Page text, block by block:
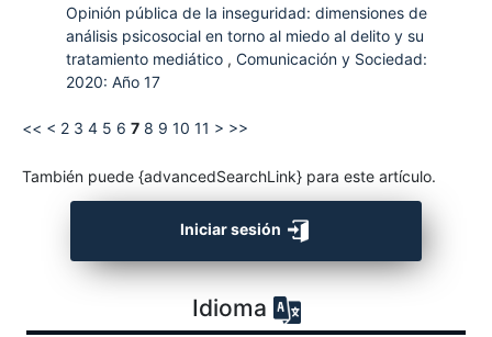
Opinión pública de la inseguridad: dimensiones de
análisis psicosocial en torno al miedo al delito y su
tratamiento mediático , Comunicación y Sociedad:
2020: Año 17
<< < 2 3 4 5 6 7 8 9 10 11 > >>
También puede {advancedSearchLink} para este artículo.
Iniciar sesión
Idioma